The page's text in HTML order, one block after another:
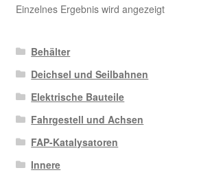
Einzelnes Ergebnis wird angezeigt
Behälter
Deichsel und Seilbahnen
Elektrische Bauteile
Fahrgestell und Achsen
FAP-Katalysatoren
Innere